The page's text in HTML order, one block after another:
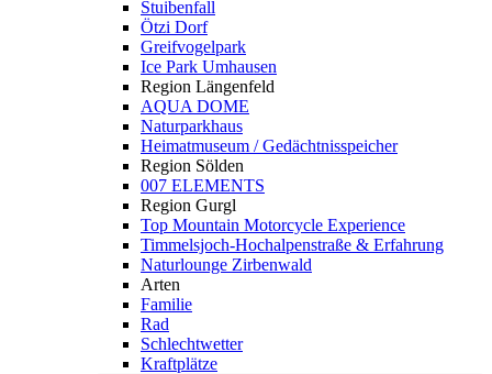
Stuibenfall
Ötzi Dorf
Greifvogelpark
Ice Park Umhausen
Region Längenfeld
AQUA DOME
Naturparkhaus
Heimatmuseum / Gedächtnisspeicher
Region Sölden
007 ELEMENTS
Region Gurgl
Top Mountain Motorcycle Experience
Timmelsjoch-Hochalpenstraße & Erfahrung
Naturlounge Zirbenwald
Arten
Familie
Rad
Schlechtwetter
Kraftplätze